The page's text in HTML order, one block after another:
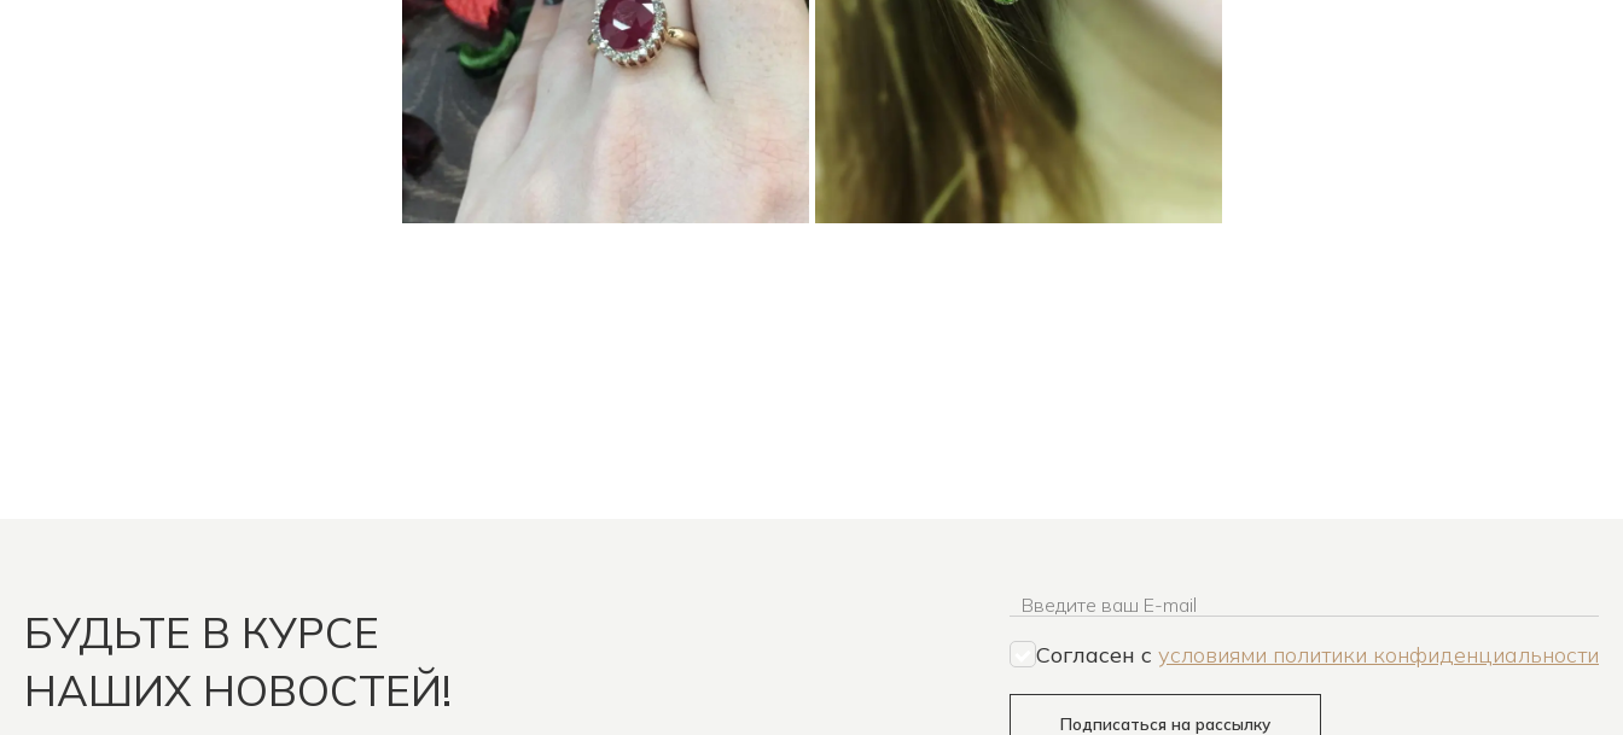
БУДЬТЕ В КУРСЕ
НАШИХ НОВОСТЕЙ!
Введите ваш E-mail
Согласен c условиями политики конфиденциальности
Подписаться на рассылку